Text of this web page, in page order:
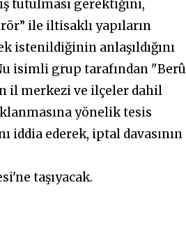
tutulması gerektiğini,
ile iltisaklı yapıların
istenildiğinin anlaşıldığını
isimli grup tarafından "Berû
il merkezi ve ilçeler dahil
yönelik tesis
iddia ederek, iptal davasının
taşıyacak.